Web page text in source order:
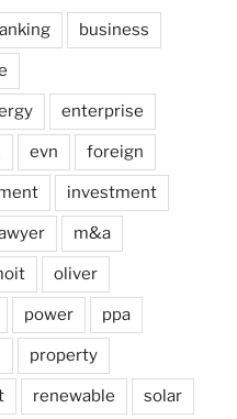
business
enterprise
evn foreign
investment
m&a
oliver
power ppa
property
renewable solar